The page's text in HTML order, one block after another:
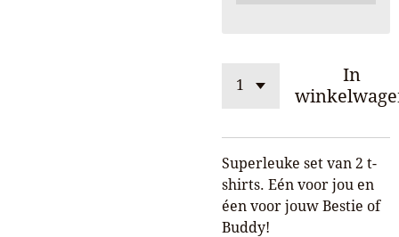
In
Superleuke set van 2 t-
shirts. Eén voor jou en
éen voor jouw Bestie of
Buddy!